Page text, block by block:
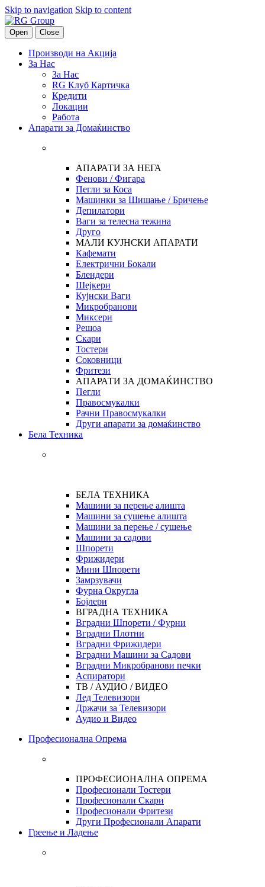
Skip to navigation Skip to content
Open Close
Производи на Акција
За Нас
За Нас
RG Клуб Картичка
Кредити
Локации
Работа
Апарати за Домаќинство
АПАРАТИ ЗА НЕГА
Фенови / Фигара
Пегли за Коса
Машинки за Шишање / Бричење
Депилатори
Ваги за телесна тежина
Друго
МАЛИ КУЈНСКИ АПАРАТИ
Кафемати
Електрични Бокали
Блендери
Шејкери
Кујнски Ваги
Микробранови
Миксери
Решоа
Скари
Тостери
Соковници
Фритези
АПАРАТИ ЗА ДОМАЌИНСТВО
Пегли
Правосмукалки
Рачни Правосмукалки
Други апарати за домаќинство
Бела Техника
БЕЛА ТЕХНИКА
Машини за перење алишта
Машини за сушење алишта
Машини за перење / сушење
Машини за садови
Шпорети
Фрижидери
Мини Шпорети
Замрзувачи
Фурна Округла
Бојлери
ВГРАДНА ТЕХНИКА
Вградни Шпорети / Фурни
Вградни Плотни
Вградни Фрижидери
Вградни Машини за Садови
Вградни Микробранови печки
Аспиратори
ТВ / АУДИО / ВИДЕО
Лед Телевизори
Држачи за Телевизори
Аудио и Видео
Професионална Опрема
ПРОФЕСИОНАЛНА ОПРЕМА
Професионали Тостери
Професионали Скари
Професионали Фритези
Други Професионали Апарати
Греење и Ладење